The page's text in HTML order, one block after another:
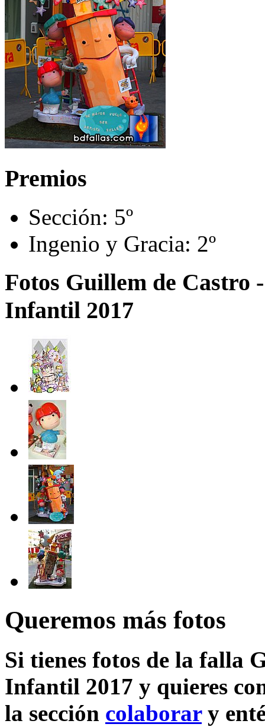
Premios
Sección: 5º
Ingenio y Gracia: 2º
Fotos Guillem de
Infantil 2017
Queremos más fotos
Si tienes fotos de la falla
Infantil 2017 y quieres
la sección colaborary